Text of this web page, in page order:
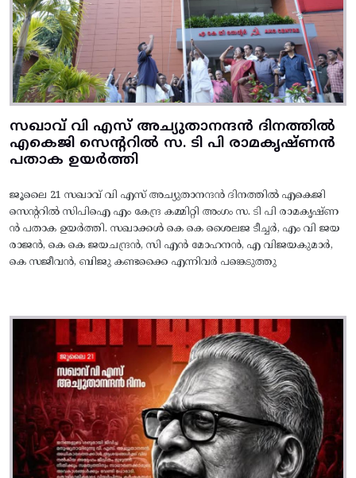
സഖാവ് വി എസ് അച്യുതാനന്ദൻ ദിനത്തിൽ
എകെജി സെന്ററിൽ സ. ടി പി രാമകൃഷ്‌ണൻ
പതാക ഉയർത്തി
ജൂലൈ 21 സഖാവ് വി എസ് അച്യുതാനന്ദൻ ദിനത്തിൽ എകെജി
സെന്ററിൽ സിപിഐ എം കേന്ദ്ര കമ്മിറ്റി അംഗം സ. ടി പി രാമകൃഷ്‌ണ
ൻ പതാക ഉയർത്തി. സഖാക്കൾ കെ കെ ശൈലജ ടീച്ചർ, എം വി ജയ
രാജൻ, കെ കെ ജയചന്ദ്രൻ, സി എൻ മോഹനൻ, എ വിജയകുമാർ,
കെ സജീവൻ, ബിജു കണ്ടക്കൈ എന്നിവർ പങ്കെടുത്തു